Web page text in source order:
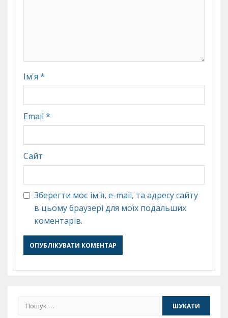
Ім'я *
Email *
Сайт
Зберегти моє ім'я, e-mail, та адресу сайту
в цьому браузері для моїх подальших
коментарів.
Пошук: